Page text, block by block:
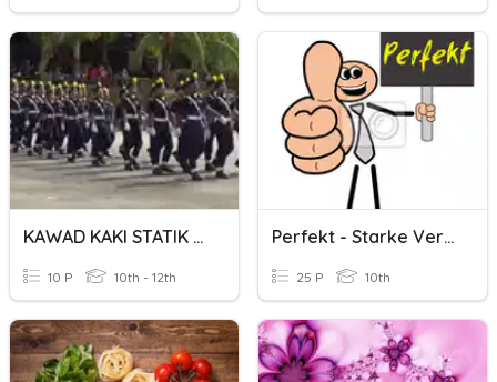
KAWAD KAKI STATIK DAN DINAMIK
10 P 10th - 12th
Perfekt - Starke Verben 1
25 P 10th